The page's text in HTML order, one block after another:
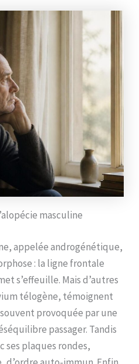
masculine
appelée androgénétique,
: la ligne frontale
s’effeuille. Mais d’autres
télogène, témoignent
provoquée par une
passager. Tandis
ses plaques rondes,